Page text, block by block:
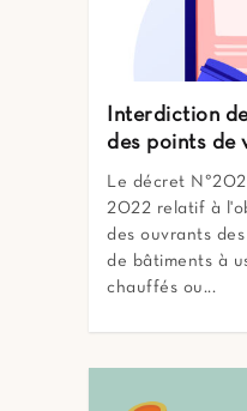
Interdiction
des points de
Le décret
2022 relatif à
des ouvrants
de bâtiments à
chauffés ou...